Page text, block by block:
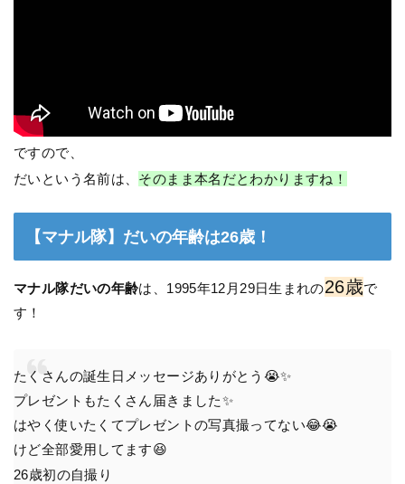
ですので、
だいという名前は、 そのまま本名だとわかりますね！
【マナル隊】だいの年齢は26歳！
マナル隊だいの年齢は、1995年12月29日生まれの26歳で
す！
たくさんの誕生日メッセージありがとう😭✨
プレゼントもたくさん届きました✨
はやく使いたくてプレゼントの写真撮ってない😂😭
けど全部愛用してます😆
26歳初の自撮り